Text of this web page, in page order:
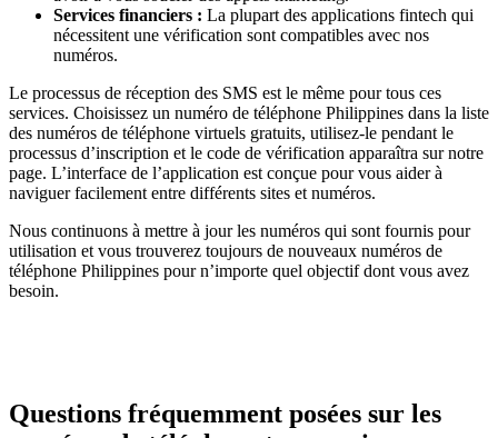
Services financiers : La plupart des applications fintech qui
nécessitent une vérification sont compatibles avec nos
numéros.
Le processus de réception des SMS est le même pour tous ces
services. Choisissez un numéro de téléphone Philippines dans la liste
des numéros de téléphone virtuels gratuits, utilisez-le pendant le
processus d’inscription et le code de vérification apparaîtra sur notre
page. L’interface de l’application est conçue pour vous aider à
naviguer facilement entre différents sites et numéros.
Nous continuons à mettre à jour les numéros qui sont fournis pour
utilisation et vous trouverez toujours de nouveaux numéros de
téléphone Philippines pour n’importe quel objectif dont vous avez
besoin.
Questions fréquemment posées sur les